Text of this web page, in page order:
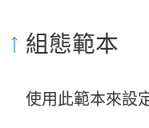
組態範本
使用此範本來設